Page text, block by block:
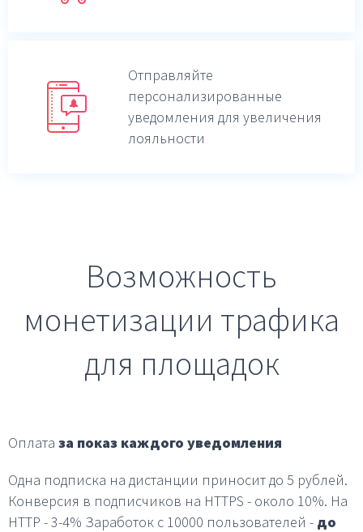
Отправляйте
персонализированные
уведомления для увеличения
лояльности
Возможность
монетизации трафика
для площадок
Оплата за показ каждого уведомления
Одна подписка на дистанции приносит до 5 рублей.
Конверсия в подписчиков на HTTPS - около 10%. На
HTTP - 3-4% Заработок с 10000 пользователей - до